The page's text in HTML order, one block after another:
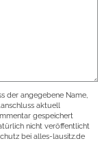
der angegebene Name,
aktuell
gespeichert
nicht veröffentlicht
bei alles-lausitz.de